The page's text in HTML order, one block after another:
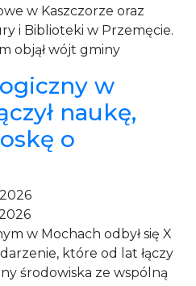
w Kaszczorze oraz
i Biblioteki w Przemęcie.
objął wójt gminy
w
naukę,
o
w Mochach odbył się X
które od lat łączy
środowiska ze wspólną